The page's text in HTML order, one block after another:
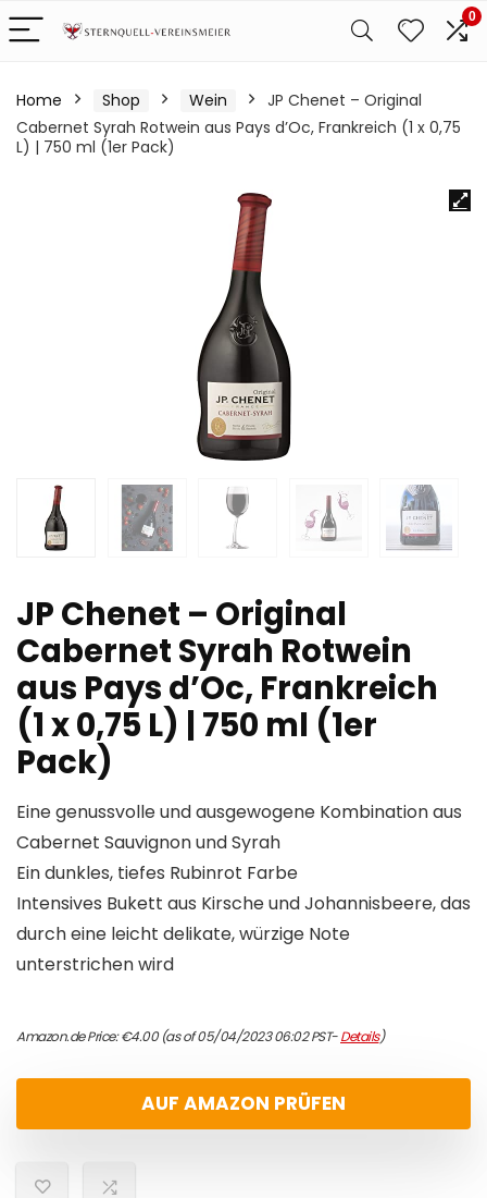
0
Home Shop Wein
JP Chenet – Original
Cabernet Syrah Rotwein aus Pays d’Oc, Frankreich (1 x 0,75
L) | 750 ml (1er Pack)
JP Chenet – Original
Cabernet Syrah Rotwein
aus Pays d’Oc, Frankreich
(1 x 0,75 L) | 750 ml (1er
Pack)
Eine genussvolle und ausgewogene Kombination aus
Cabernet Sauvignon und Syrah
Ein dunkles, tiefes Rubinrot Farbe
Intensives Bukett aus Kirsche und Johannisbeere, das
durch eine leicht delikate, würzige Note
unterstrichen wird
Amazon.de Price:€4.00(as of 05/04/2023 06:02 PST-Details)
AUF AMAZON PRÜFEN